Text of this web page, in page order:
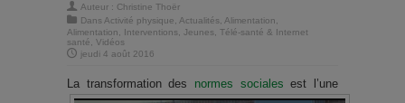
Auteur : Christine Thoër
Dans Activité physique Actualités Alimentation
Alimentation
Interventions Jeunes Télé-santé & Internet
santé
Vidéos
jeudi 4 août 2016
La transformation des normes sociales est l’une